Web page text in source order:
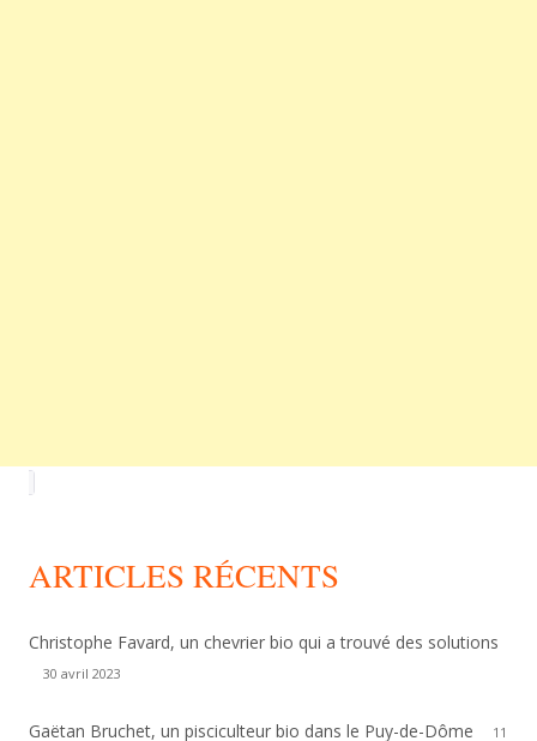
ARTICLES RÉCENTS
Christophe Favard, un chevrier bio qui a trouvé des solutions
30 avril 2023
Gaëtan Bruchet, un pisciculteur bio dans le Puy-de-Dôme
11